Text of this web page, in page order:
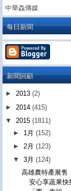
中華鱻傳媒
每日新聞
新聞回顧
► 2013 (2)
► 2014 (415)
▼ 2015 (1811)
► 1月(152)
►2月(123)
▼3月(124)
高雄農特產展售
安心享蔬果快